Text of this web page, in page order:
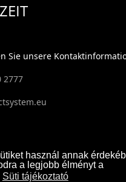
használ annak
a legjobb élményt a
Süti tájékoztató
Sie unsere
2777
09:30-17:30